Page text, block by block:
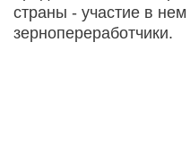
страны - участие в
зернопереработчики.